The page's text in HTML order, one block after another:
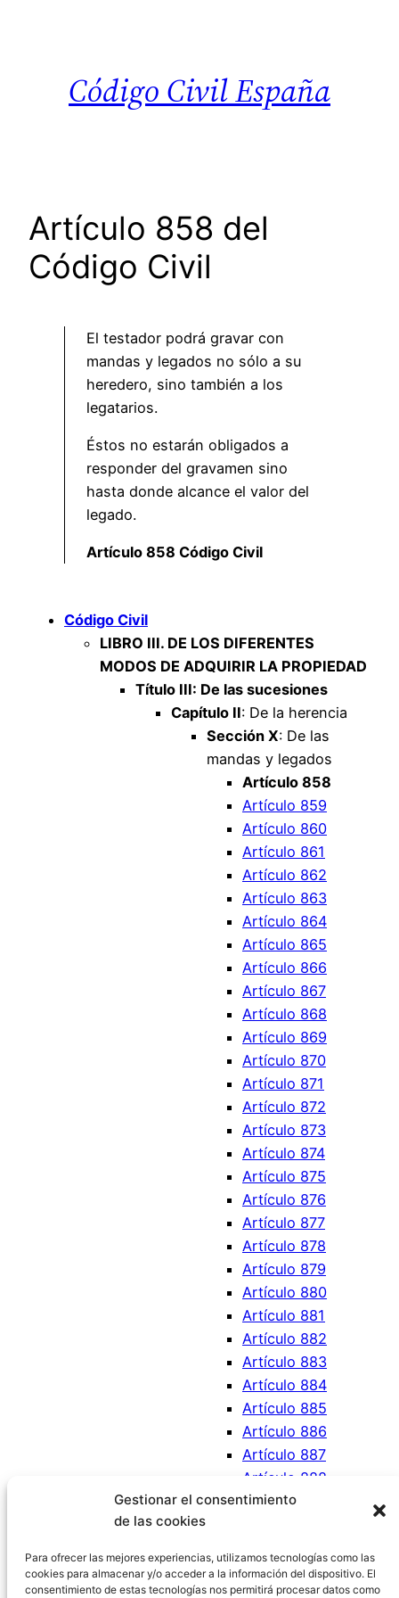
Gestionar el consentimiento
de las cookies
Para ofrecer las mejores experiencias, utilizamos tecnologías como las
cookies para almacenar y/o acceder a la información del dispositivo. El
consentimiento de estas tecnologías nos permitirá procesar datos como
Código Civil España
Artículo 858 del
Código Civil
El testador podrá gravar con
mandas y legados no sólo a su
heredero, sino también a los
legatarios.
Éstos no estarán obligados a
responder del gravamen sino
hasta donde alcance el valor del
legado.
Artículo 858 Código Civil
Código Civil
LIBRO III. DE LOS DIFERENTES
MODOS DE ADQUIRIR LA PROPIEDAD
Título III: De las sucesiones
Capítulo II: De la herencia
Sección X: De las
mandas y legados
Artículo 858
Artículo 859
Artículo 860
Artículo 861
Artículo 862
Artículo 863
Artículo 864
Artículo 865
Artículo 866
Artículo 867
Artículo 868
Artículo 869
Artículo 870
Artículo 871
Artículo 872
Artículo 873
Artículo 874
Artículo 875
Artículo 876
Artículo 877
Artículo 878
Artículo 879
Artículo 880
Artículo 881
Artículo 882
Artículo 883
Artículo 884
Artículo 885
Artículo 886
Artículo 887
Artículo 888
Artículo 889